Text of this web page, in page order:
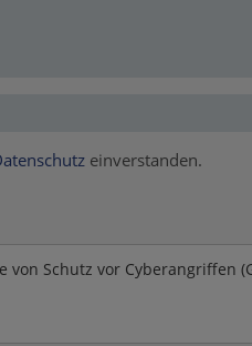
einverstanden.
von Schutz vor Cyberangriffen